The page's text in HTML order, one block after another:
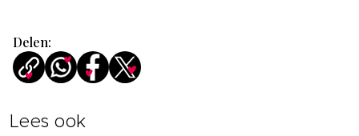
Delen:
Lees ook